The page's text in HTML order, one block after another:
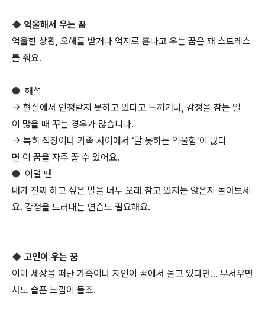
◆ 억울해서 우는 꿈
억울한 상황, 오해를 받거나 억지로 혼나고 우는 꿈은 꽤 스트레스
를 줘요.
● 해석
→ 현실에서 인정받지 못하고 있다고 느끼거나, 감정을 참는 일
이 많을 때 꾸는 경우가 많습니다.
→ 특히 직장이나 가족 사이에서 ‘말 못하는 억울함’이 많다
면 이 꿈을 자주 꿀 수 있어요.
● 이럴 땐
내가 진짜 하고 싶은 말을 너무 오래 참고 있지는 않은지 돌아보세
요. 감정을 드러내는 연습도 필요해요.
◆ 고인이 우는 꿈
이미 세상을 떠난 가족이나 지인이 꿈에서 울고 있다면… 무서우면
서도 슬픈 느낌이 들죠.